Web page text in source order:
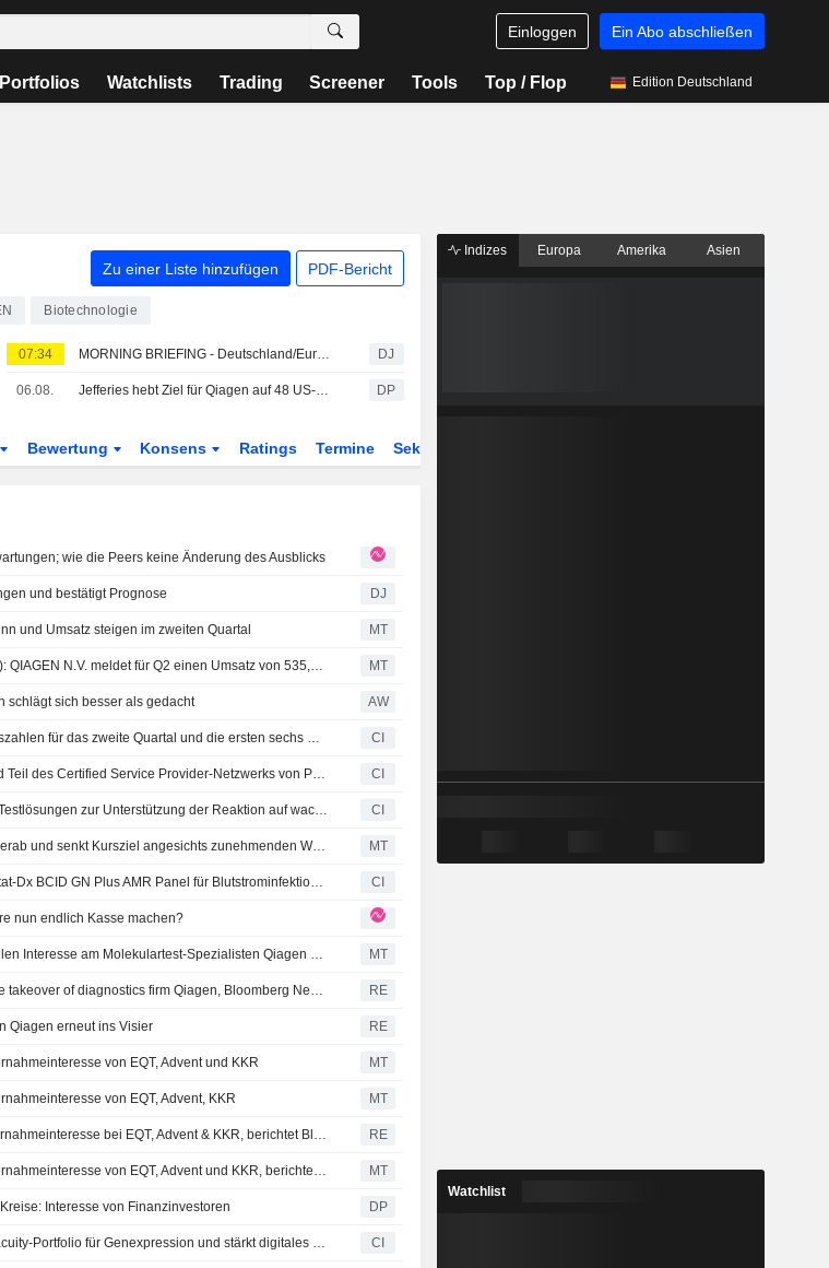
Einloggen Ein Abo abschließen
Portfolios Watchlists Trading Screener Tools Top / Flop Edition Deutschland
Zu einer Liste hinzufügen PDF-Bericht
Biotechnologie
07:34 MORNING BRIEFING - Deutschland/Europa DJ
06.08. Jefferies hebt Ziel für Qiagen auf 48 US-Dollar - 'Buy' DP
Bewertung Konsens Ratings Termine Sektor
wie die Peers keine Änderung des Ausblicks
und bestätigt Prognose DJ
und Umsatz steigen im zweiten Quartal MT
Ergebnis-Update (QGEN): QIAGEN N.V. meldet für Q2 einen Umsatz von 535,0 Mio. USD, gegenüber einer FactSet-Schätzung von 527,5 Mio. USD MT
schlägt sich besser als gedacht AW
Qiagen N.V. legt Ergebniszahlen für das zweite Quartal und die ersten sechs Monate bis zum 30. Juni 2026 vor CI
Xpress Genomics AB wird Teil des Certified Service Provider-Netzwerks von Parse Biosciences, Inc. CI
Qiagen hebt molekulare Testlösungen zur Unterstützung der Reaktion auf wachsenden Cyclospora-Ausbruch in den USA hervor CI
Berenberg stuft Qiagen herab und senkt Kursziel angesichts zunehmenden Wettbewerbs und Wachstumssorgen MT
QIAGEN N.V. bringt QIAstat-Dx BCID GN Plus AMR Panel für Blutstrominfektions-Tests in Europa auf den Markt CI
nun endlich Kasse machen?
Private-Equity-Firmen sollen Interesse am Molekulartest-Spezialisten Qiagen haben MT
EQT, Advent, KKR explore takeover of diagnostics firm Qiagen, Bloomberg News reports RE
Qiagen erneut ins Visier RE
von EQT, Advent und KKR MT
von EQT, Advent, KKR MT
Qiagen weckt erstes Übernahmeinteresse bei EQT, Advent & KKR, berichtet Bloomberg News RE
Qiagen weckt frühes Übernahmeinteresse von EQT, Advent und KKR, berichtet Bloomberg MT
Interesse von Finanzinvestoren DP
Qiagen N.V. erweitert Qiacuity-Portfolio für Genexpression und stärkt digitales PCR-Ökosystem CI
Indizes Europa Amerika Asien
Watchlist